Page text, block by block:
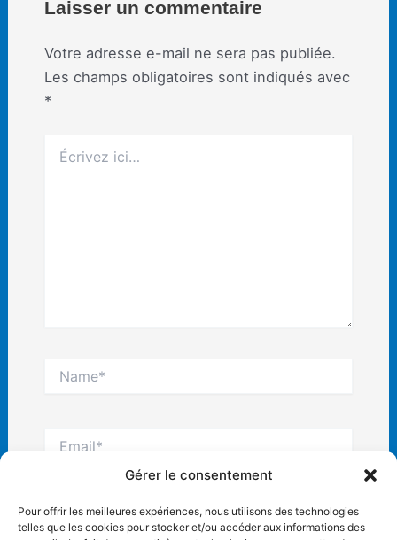
Gérer le consentement
Pour offrir les meilleures expériences, nous utilisons des technologies
telles que les cookies pour stocker et/ou accéder aux informations des
Laisser un commentaire
Votre adresse e-mail ne sera pas publiée.
Les champs obligatoires sont indiqués avec
*
ici…
Site
Internet